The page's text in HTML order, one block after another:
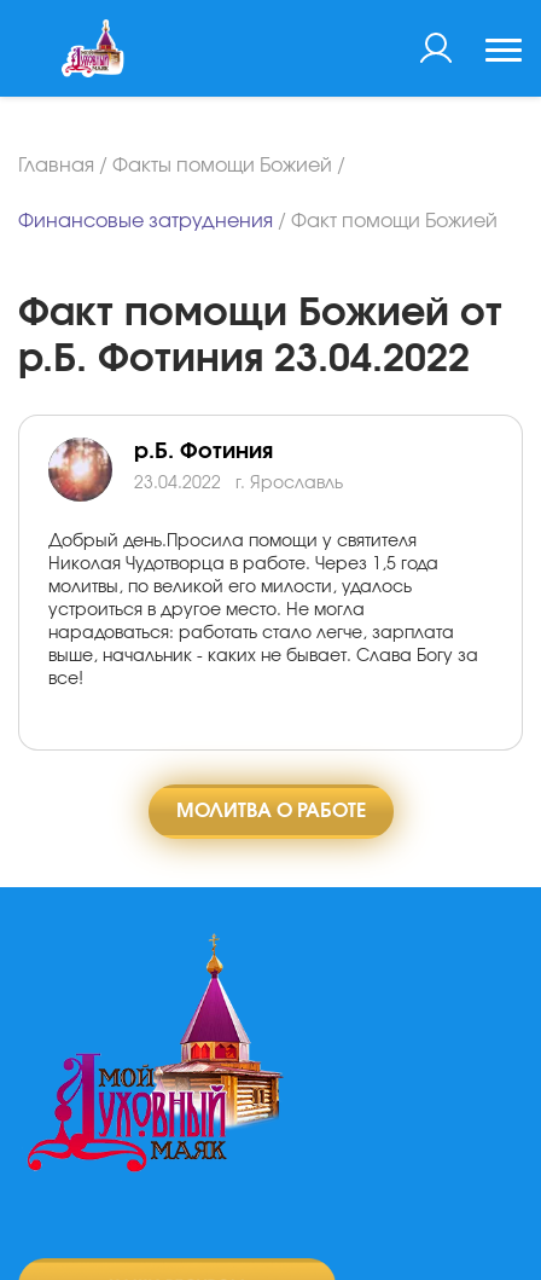
Главная / Факты помощи Божией /
Финансовые затруднения / Факт помощи Божией
Факт помощи Божией от
р.Б. Фотиния 23.04.2022
р.Б. Фотиния
23.04.2022 г. Ярославль
Добрый день.Просила помощи у святителя
Николая Чудотворца в работе. Через 1,5 года
молитвы, по великой его милости, удалось
устроиться в другое место. Не могла
нарадоваться: работать стало легче, зарплата
выше, начальник - каких не бывает. Слава Богу за
все!
МОЛИТВА О РАБОТЕ